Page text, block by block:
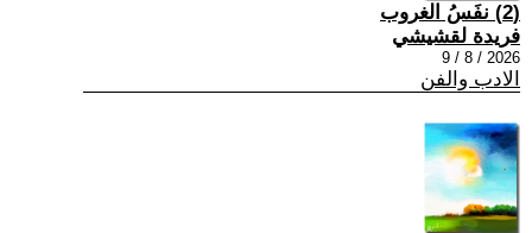
(2) نفَسُ الغروب
فريدة لقشيشي
2026 / 8 / 9
الادب والفن